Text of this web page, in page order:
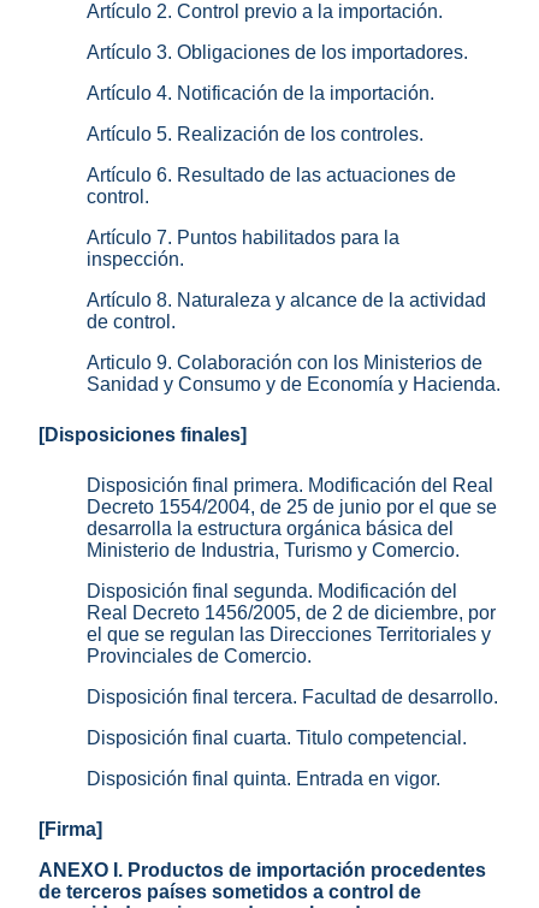
Artículo 2. Control previo a la importación.
Artículo 3. Obligaciones de los importadores.
Artículo 4. Notificación de la importación.
Artículo 5. Realización de los controles.
Artículo 6. Resultado de las actuaciones de
control.
Artículo 7. Puntos habilitados para la
inspección.
Artículo 8. Naturaleza y alcance de la actividad
de control.
Articulo 9. Colaboración con los Ministerios de
Sanidad y Consumo y de Economía y Hacienda.
[Disposiciones finales]
Disposición final primera. Modificación del Real
Decreto 1554/2004, de 25 de junio por el que se
desarrolla la estructura orgánica básica del
Ministerio de Industria, Turismo y Comercio.
Disposición final segunda. Modificación del
Real Decreto 1456/2005, de 2 de diciembre, por
el que se regulan las Direcciones Territoriales y
Provinciales de Comercio.
Disposición final tercera. Facultad de desarrollo.
Disposición final cuarta. Titulo competencial.
Disposición final quinta. Entrada en vigor.
[Firma]
ANEXO I. Productos de importación procedentes
de terceros países sometidos a control de